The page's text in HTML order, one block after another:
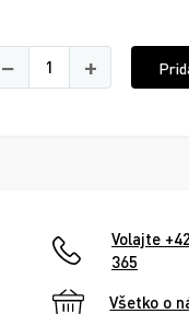
− +
Volajte
365
Všetko o